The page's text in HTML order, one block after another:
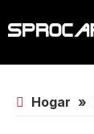
Hogar »